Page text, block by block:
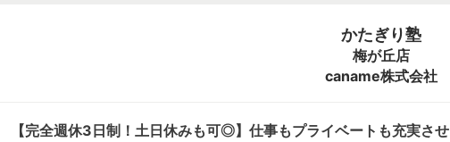
かたぎり塾
梅が丘店
caname株式会社
【完全週休3日制！土日休みも可◎】仕事もプライベートも充実させ